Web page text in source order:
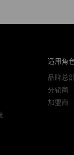
适用角
品牌总
分销商
加盟商